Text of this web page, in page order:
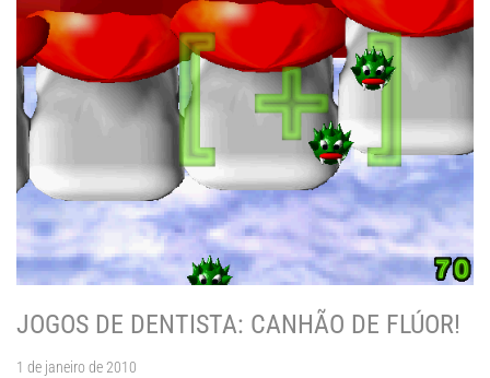
JOGOS DE DENTISTA: CANHÃO DE FLÚOR!
1 de janeiro de 2010